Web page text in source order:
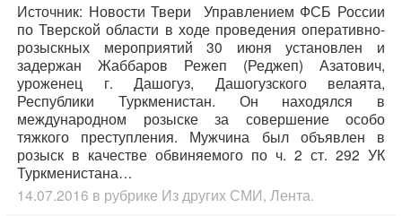
Источник: Новости Твери Управлением ФСБ России
по Тверской области в ходе проведения оперативно-
розыскных мероприятий 30 июня установлен и
задержан Жаббаров Режеп (Реджеп) Азатович,
уроженец г. Дашогуз, Дашогузского велаята,
Республики Туркменистан. Он находялся в
международном розыске за совершение особо
тяжкого преступления. Мужчина был объявлен в
розыск в качестве обвиняемого по ч. 2 ст. 292 УК
Туркменистана…
14.07.2016 в рубрике Из других СМИ, Лента.